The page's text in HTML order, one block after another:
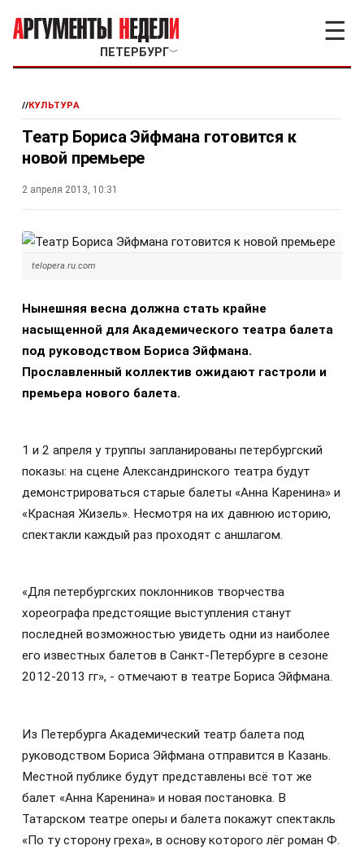
ПЕТЕРБУРГ﹀
☰
//КУЛЬТУРА
Театр Бориса Эйфмана готовится к
новой премьере
2 апреля 2013, 10:31
telopera.ru.com
Нынешняя весна должна стать крайне
насыщенной для Академического театра балета
под руководством Бориса Эйфмана.
Прославленный коллектив ожидают гастроли и
премьера нового балета.
1 и 2 апреля у труппы запланированы петербургский
показы: на сцене Александринского театра будут
демонстрироваться старые балеты «Анна Каренина» и
«Красная Жизель». Несмотря на их давнюю историю,
спектакли каждый раз проходят с аншлагом.
«Для петербургских поклонников творчества
хореографа предстоящие выступления станут
последней возможностью увидеть одни из наиболее
его известных балетов в Санкт-Петербурге в сезоне
2012-2013 гг», - отмечают в театре Бориса Эйфмана.
Из Петербурга Академический театр балета под
руководством Бориса Эйфмана отправится в Казань.
Местной публике будут представлены всё тот же
балет «Анна Каренина» и новая постановка. В
Татарском театре оперы и балета покажут спектакль
«По ту сторону греха», в основу которого лёг роман Ф.